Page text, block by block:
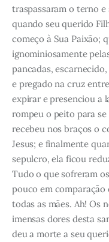
traspassaram o terno
quando seu querido
começo à Sua Paixão;
ignominiosamente
pancadas,
e pregado na cruz
expirar e presenciou a
rompeu o peito para
recebeu nos braços o
Jesus; e finalmente
sepulcro, ela ficou
Tudo o que sofreram
pouco em comparação
todas as mães. Ah! Os
imensas dores desta
deu a morte a seu